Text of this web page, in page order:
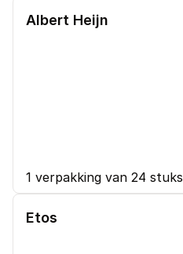
Albert Heijn
1 verpakking van 24 stuks
Etos